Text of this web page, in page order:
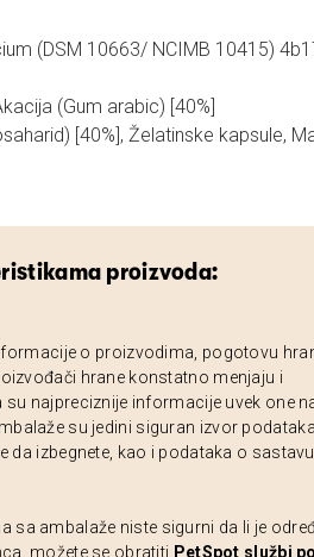
(DSM 10663/ NCIMB 10415)
(Gum arabic) [40%]
[40%], Želatinske kapsule,
proizvoda:
o proizvodima, pogotovu
hrane konstatno menjaju i
najpreciznije informacije uvek one
su jedini siguran izvor
izbegnete, kao i podataka o
sa ambalaže niste sigurni da li je
možete se obratiti PetSpot službi